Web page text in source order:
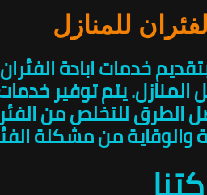
للمنازل
خدمات ابادة
المنازل. يتم توفير
الطرق للتخلص من
والوقاية من مشكلة